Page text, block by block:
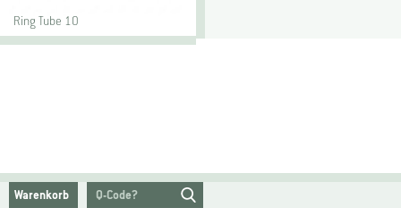
Ring Tube 10
Warenkorb